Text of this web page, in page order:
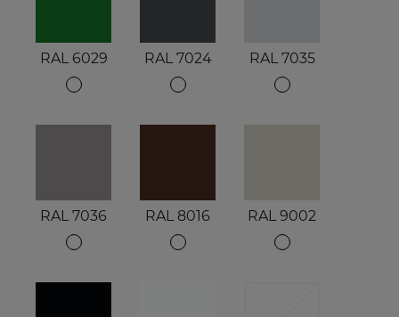
RAL 6029 RAL 7024 RAL 7035
RAL 7036 RAL 8016 RAL 9002